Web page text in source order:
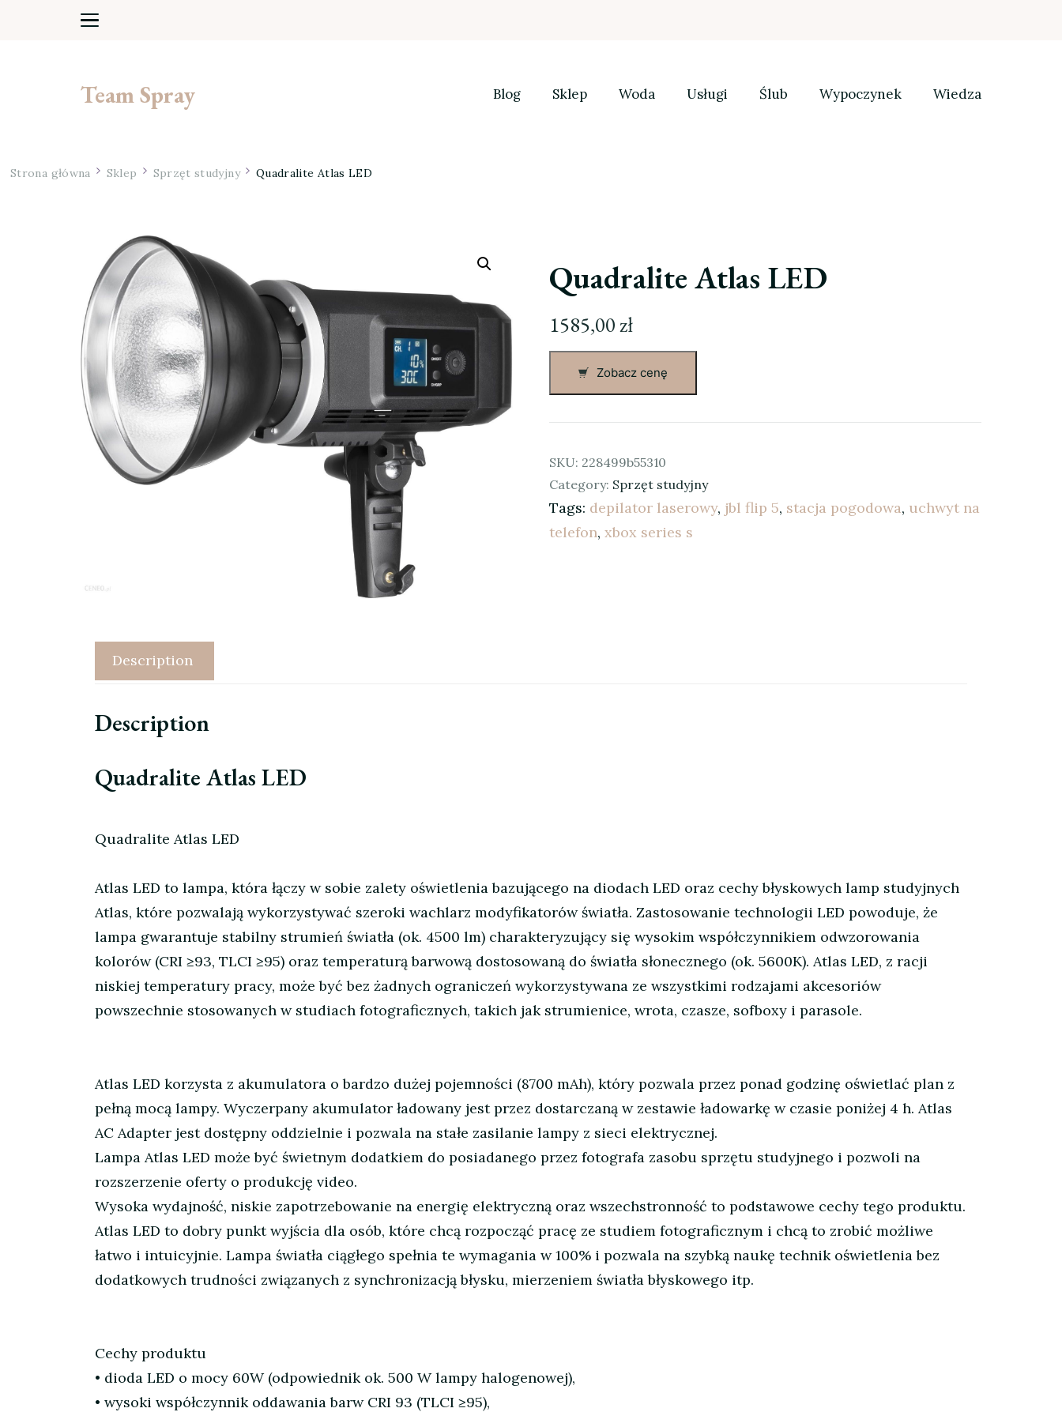
Team Spray Blog Sklep Woda Usługi Ślub Wypoczynek Wiedza
Strona główna Sklep Sprzęt studyjny Quadralite Atlas LED
Quadralite Atlas LED
1585,00zł
Zobacz cenę
SKU: 228499b55310
Category: Sprzęt studyjny
Tags: depilator laserowy, jbl flip 5, stacja pogodowa, uchwyt na
telefon, xbox series s
Description
Description
Quadralite Atlas LED
Quadralite Atlas LED
Atlas LED to lampa, która łączy w sobie zalety oświetlenia bazującego na diodach LED oraz cechy błyskowych lamp studyjnych
Atlas, które pozwalają wykorzystywać szeroki wachlarz modyfikatorów światła. Zastosowanie technologii LED powoduje, że
lampa gwarantuje stabilny strumień światła (ok. 4500 lm) charakteryzujący się wysokim współczynnikiem odwzorowania
kolorów (CRI ≥93, TLCI ≥95) oraz temperaturą barwową dostosowaną do światła słonecznego (ok. 5600K). Atlas LED, z racji
niskiej temperatury pracy, może być bez żadnych ograniczeń wykorzystywana ze wszystkimi rodzajami akcesoriów
powszechnie stosowanych w studiach fotograficznych, takich jak strumienice, wrota, czasze, sofboxy i parasole.
Atlas LED korzysta z akumulatora o bardzo dużej pojemności (8700 mAh), który pozwala przez ponad godzinę oświetlać plan z
pełną mocą lampy. Wyczerpany akumulator ładowany jest przez dostarczaną w zestawie ładowarkę w czasie poniżej 4 h. Atlas
AC Adapter jest dostępny oddzielnie i pozwala na stałe zasilanie lampy z sieci elektrycznej.
Lampa Atlas LED może być świetnym dodatkiem do posiadanego przez fotografa zasobu sprzętu studyjnego i pozwoli na
rozszerzenie oferty o produkcję video.
Wysoka wydajność, niskie zapotrzebowanie na energię elektryczną oraz wszechstronność to podstawowe cechy tego produktu.
Atlas LED to dobry punkt wyjścia dla osób, które chcą rozpocząć pracę ze studiem fotograficznym i chcą to zrobić możliwe
łatwo i intuicyjnie. Lampa światła ciągłego spełnia te wymagania w 100% i pozwala na szybką naukę technik oświetlenia bez
dodatkowych trudności związanych z synchronizacją błysku, mierzeniem światła błyskowego itp.
Cechy produktu
• dioda LED o mocy 60W (odpowiednik ok. 500 W lampy halogenowej),
• wysoki współczynnik oddawania barw CRI 93 (TLCI ≥95),